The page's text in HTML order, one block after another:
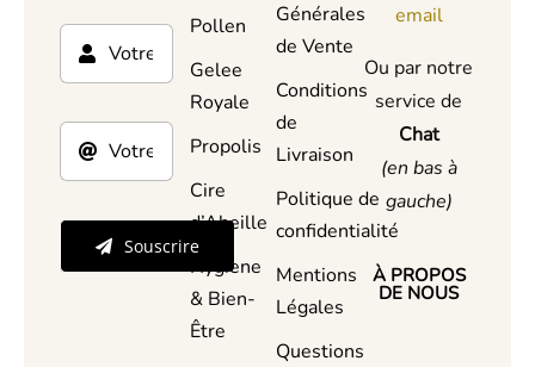
Souscrire
Pollen
Gelee
Royale
Propolis
Cire
d’Abeille
Hygiene
& Bien-
Être
Générales
de Vente
Conditions
de
Livraison
Politique de
confidentialité
Mentions
Légales
Questions
email
Ou par notre
service de
Chat
(en bas à
gauche)
À PROPOS
DE NOUS